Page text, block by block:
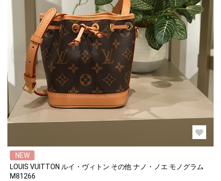
NEW
LOUIS VUITTON ルイ・ヴィトン その他 ナノ・ノエ モノグラム
M81266